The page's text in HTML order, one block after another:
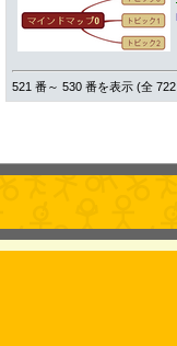
521 番～ 530 番を表示 (全